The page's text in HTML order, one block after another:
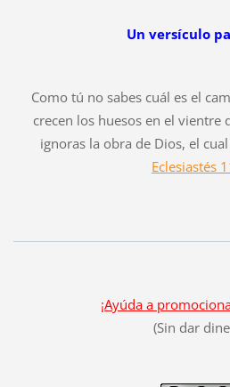
Un versículo
Como tú no sabes cuál es el
crecen los huesos en el vientre
ignoras la obra de Dios, el
Eclesiastés
¡Ayúda a
(Sin dar